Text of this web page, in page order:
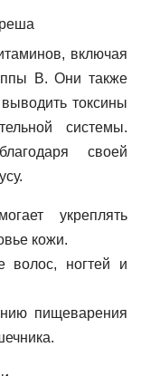
включая
В. Они также
токсины
системы.
своей
укреплять
кожи.
волос, ногтей и
пищеварения